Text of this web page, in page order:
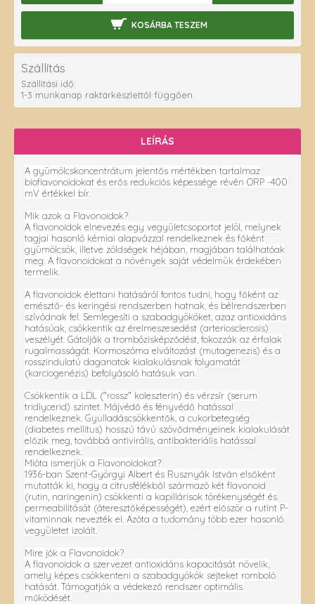
KOSÁRBA TESZEM
Szállítás
Szállítási idő:
1-3 munkanap raktárkészlettől függően.
LEÍRÁS
A gyümölcskoncentrátum jelentős mértékben tartalmaz
bioflavonoidokat és erős redukciós képessége révén ORP -400
mV értékkel bír.
Mik azok a Flavonoidok?
A flavonoidok elnevezés egy vegyületcsoportot jelöl, melynek
tagjai hasonló kémiai alapvázzal rendelkeznek és főként
gyümölcsök, illetve zöldségek héjában, magjában találhatóak
meg. A flavonoidokat a növények saját védelmük érdekében
termelik.
A flavonoidok élettani hatásáról fontos tudni, hogy főként az
emésztő- és keringési rendszerben hatnak, és bélrendszerben
szívódnak fel. Semlegesíti a szabadgyököket, azaz antioxidáns
hatásúak, csökkentik az érelmeszesedést (arteriosclerosis)
veszélyét. Gátolják a trombózisképződést, fokozzák az érfalak
rugalmasságát. Kormoszóma elváltozást (mutagenezis) és a
rosszindulatú daganatok kialakulásnak folyamatát
(karciogenézis) befolyásoló hatásuk van.
Csökkentik a LDL ("rossz" koleszterin) és vérzsír (serum
tridlycerid) szintet. Májvédő és fényvédő hatással
rendelkeznek. Gyulladáscsökkentők, a cukorbetegség
(diabetes mellitus) hosszú távú szövődményeinek kialakulását
előzik meg, továbbá antivirális, antibakteriális hatással
rendelkeznek.
Mióta ismerjük a Flavonoidokat?
1936-ban Szent-Györgyi Albert és Rusznyák István elsőként
mutatták ki, hogy a citrusfélékből származó két flavonoid
(rutin, naringenin) csökkenti a kapillárisok törékenységét és
permeabilitását (áteresztőképességét), ezért először a rutint P-
vitaminnak nevezték el. Azóta a tudomány több ezer hasonló
vegyületet izolált.
Mire jók a Flavonoidok?
A flavonoidok a szervezet antioxidáns kapacitását növelik,
amely képes csökkenteni a szabadgyökök sejteket romboló
hatását. Támogatják a védekező rendszer optimális
működését.